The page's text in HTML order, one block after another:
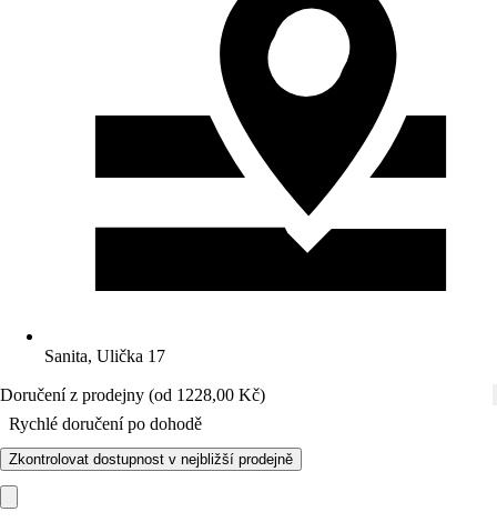
Sanita, Ulička 17
Doručení z prodejny (od 1228,00 Kč)
Rychlé doručení po dohodě
Zkontrolovat dostupnost v nejbližší prodejně